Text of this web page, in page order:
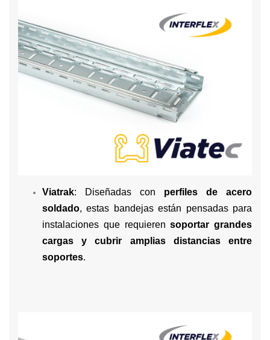
Viatrak: Diseñadas con perfiles de acero
soldado, estas bandejas están pensadas para
instalaciones que requierensoportar grandes
cargas y cubrir amplias distancias entre
soportes.